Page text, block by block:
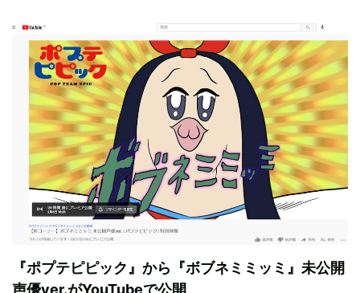
『ポプテピピック』から『ボブネミミッミ』未公開